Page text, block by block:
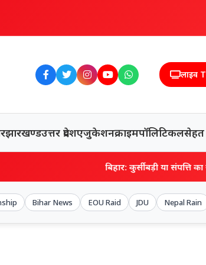
लाइव
झारखण्डउत्तर प्रदेशएजुकेशनक्राइमपॉलिटिकलसेहत
बिहार: कुर्सी बड़ी या संपत्ति का खेल? सहरसा DPO
Bihar News EOU Raid JDU Nepal Rain